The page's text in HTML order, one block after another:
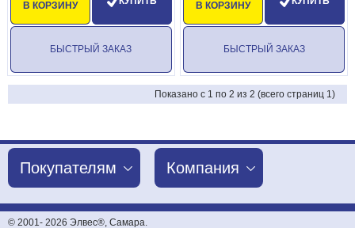
В КОРЗИНУ
БЫСТРЫЙ ЗАКАЗ
В КОРЗИНУ
БЫСТРЫЙ ЗАКАЗ
Показано с 1 по 2 из 2 (всего страниц 1)
Покупателям Компания
© 2001- 2026 Элвес®, Самара.